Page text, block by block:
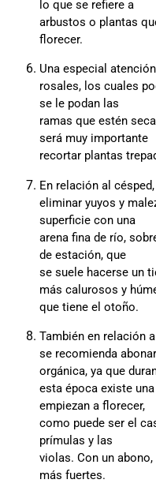
lo que se refiere a
arbustos o plantas
florecer.
Una especial
rosales, los cuales
se le podan las
ramas que estén
será muy importante
recortar plantas
En relación al
eliminar yuyos y
superficie con una
arena fina de río,
de estación, que
se suele hacerse un
más calurosos y
que tiene el otoño.
También en relación
se recomienda
orgánica, ya que
esta época existe
empiezan a florecer,
como puede ser el
prímulas y las
violas. Con un
más fuertes.